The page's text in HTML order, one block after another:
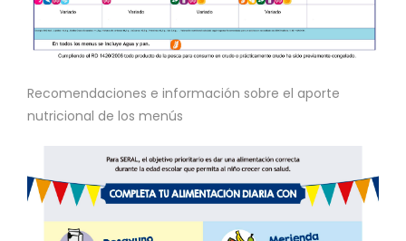
Recomendaciones e información sobre el aporte
nutricional de los menús